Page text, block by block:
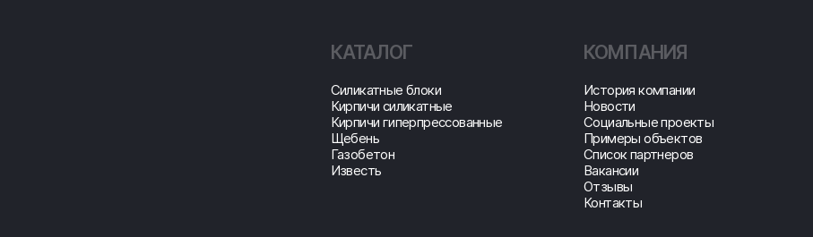
КАТАЛОГ
Cиликатные блоки
Кирпичи силикатные
Кирпичи гиперпрессованные
Щебень
Газобетон
Известь
КОМПАНИЯ
История компании
Новости
Социальные проекты
Примеры объектов
Список партнеров
Вакансии
Отзывы
Контакты